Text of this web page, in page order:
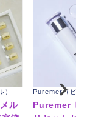
）
ル
Puremer（ピュ
Puremer ピ